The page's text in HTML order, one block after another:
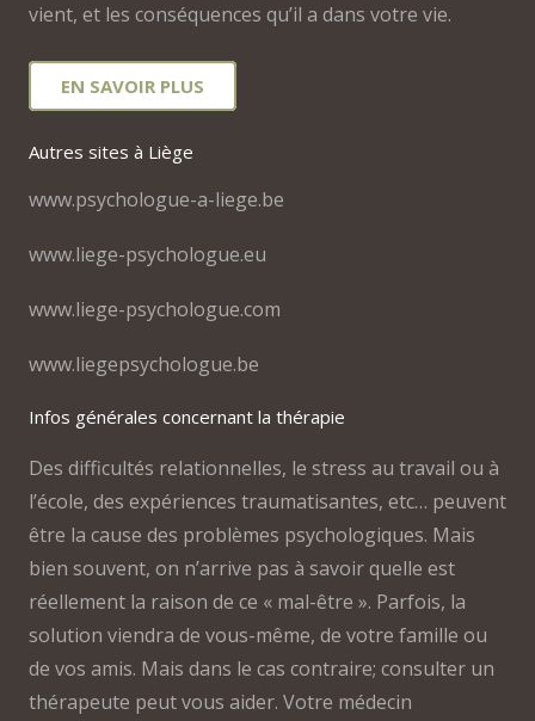
vient, et les conséquences qu’il a dans votre vie.
EN SAVOIR PLUS
Autres sites à Liège
www.psychologue-a-liege.be
www.liege-psychologue.eu
www.liege-psychologue.com
www.liegepsychologue.be
Infos générales concernant la thérapie
Des difficultés relationnelles, le stress au travail ou à
l’école, des expériences traumatisantes, etc… peuvent
être la cause des problèmes psychologiques. Mais
bien souvent, on n’arrive pas à savoir quelle est
réellement la raison de ce « mal-être ». Parfois, la
solution viendra de vous-même, de votre famille ou
de vos amis. Mais dans le cas contraire; consulter un
thérapeute peut vous aider. Votre médecin